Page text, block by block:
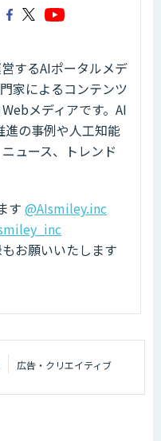
するAIポータルメデ
家によるコンテンツ
メディアです。AI
進の事例や人工知能
ュース、トレンド
す @AIsmiley.inc
お願いいたします
広告・クリエイティブ